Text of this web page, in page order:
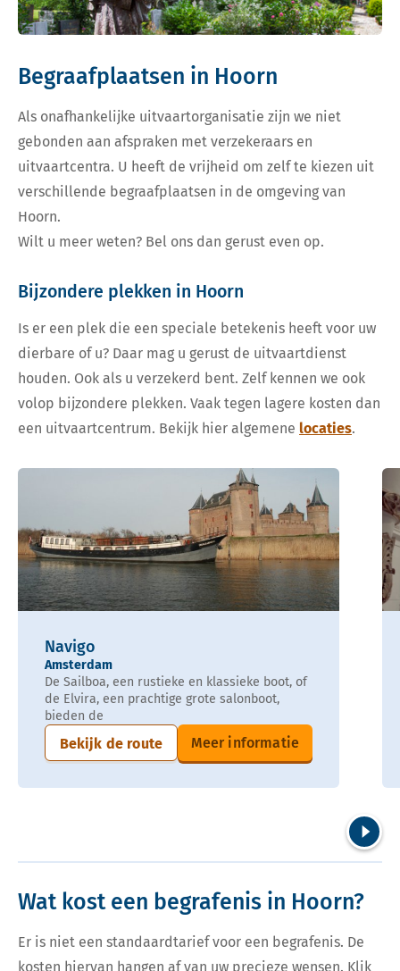
Begraafplaatsen in Hoorn
Als onafhankelijke uitvaartorganisatie zijn we niet
gebonden aan afspraken met verzekeraars en
uitvaartcentra. U heeft de vrijheid om zelf te kiezen uit
verschillende begraafplaatsen in de omgeving van
Hoorn.
Wilt u meer weten? Bel ons dan gerust even op.
Bijzondere plekken in Hoorn
Is er een plek die een speciale betekenis heeft voor uw
dierbare of u? Daar mag u gerust de uitvaartdienst
houden. Ook als u verzekerd bent. Zelf kennen we ook
volop bijzondere plekken. Vaak tegen lagere kosten dan
een uitvaartcentrum. Bekijk hier algemene locaties.
Navigo
Amsterdam
De Sailboa, een rustieke en klassieke boot, of
de Elvira, een prachtige grote salonboot,
bieden de
Bekijk de route Meer informatie
Wat kost een begrafenis in Hoorn?
Er is niet een standaardtarief voor een begrafenis. De
kosten hiervan hangen af van uw precieze wensen. Klik